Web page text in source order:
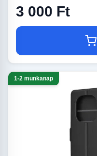
3 000 Ft
1-2 munkanap